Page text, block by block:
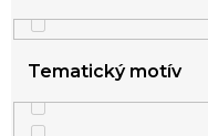
Tematický motív